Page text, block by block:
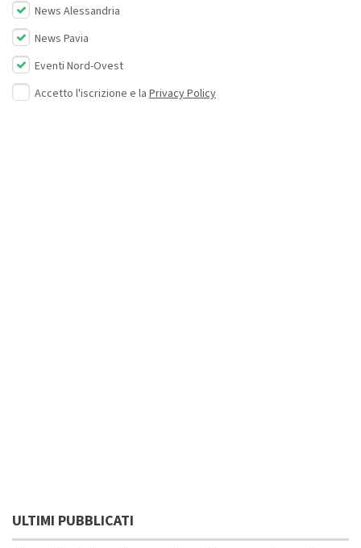
News Alessandria
News Pavia
Eventi Nord-Ovest
Accetto l'iscrizione e la Privacy Policy
ULTIMI PUBBLICATI